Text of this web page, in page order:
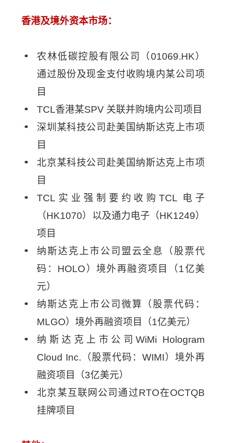
香港及境外资本市场：
农林低碳控股有限公司（01069.HK）
通过股份及现金支付收购境内某公司项
目
TCL香港某SPV 关联并购境内公司项目
深圳某科技公司赴美国纳斯达克上市项
目
北京某科技公司赴美国纳斯达克上市项
目
TCL实业强制要约收购TCL 电子
（HK1070）以及通力电子（HK1249）
项目
纳斯达克上市公司盟云全息（股票代
码：HOLO）境外再融资项目（1亿美
元）
纳斯达克上市公司微算（股票代码：
MLGO）境外再融资项目（1亿美元）
纳斯达克上市公司WiMi Hologram
Cloud Inc.（股票代码：WIMI）境外再
融资项目（3亿美元）
北京某互联网公司通过RTO在OCTQB
挂牌项目